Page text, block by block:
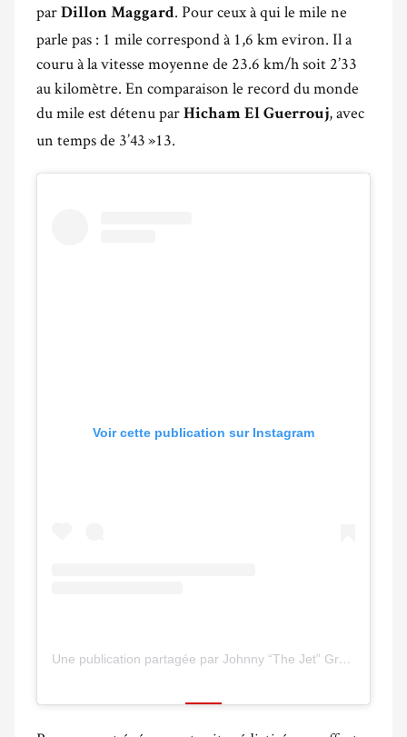
par Dillon Maggard. Pour ceux à qui le mile ne
parle pas : 1 mile correspond à 1,6 km eviron. Il a
couru à la vitesse moyenne de 23.6 km/h soit 2’33
au kilomètre. En comparaison le record du monde
du mile est détenu par Hicham El Guerrouj, avec
un temps de 3’43 »13.
Voir cette publication sur Instagram
Une publication partagée par Johnny “The Jet” Gregorek (@johnny.gregorek)